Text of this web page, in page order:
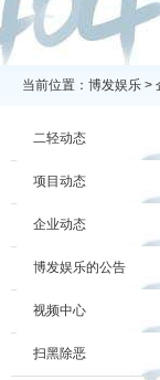
当前位置： 博发娱乐 >
二轻动态
项目动态
企业动态
博发娱乐的公告
视频中心
扫黑除恶